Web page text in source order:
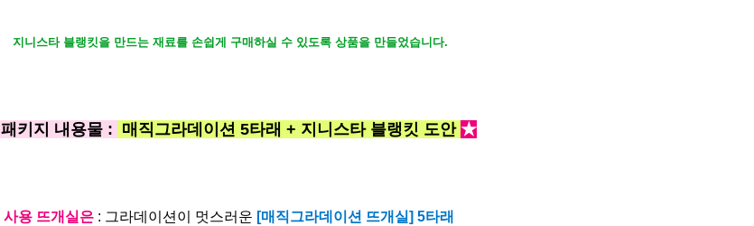
지니스타 블랭킷을 만드는 재료를 손쉽게 구매하실 수 있도록 상품을 만들었습니다.
패키지 내용물 : 매직그라데이션 5타래 + 지니스타 블랭킷 도안 ★
사용 뜨개실은: 그라데이션이 멋스러운 [매직그라데이션 뜨개실] 5타래